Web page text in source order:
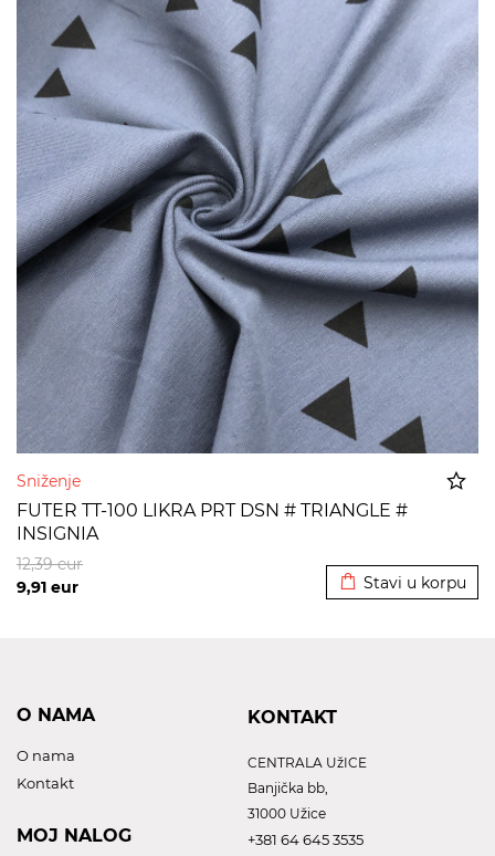
Sniženje
FUTER TT-100 LIKRA PRT DSN # TRIANGLE #
INSIGNIA
9,91 eur
12,39eur
Stavi u korpu
O NAMA
O nama
Kontakt
MOJ NALOG
KONTAKT
CENTRALA UžICE
Banjička bb,
31000 Užice
+381 64 645 3535